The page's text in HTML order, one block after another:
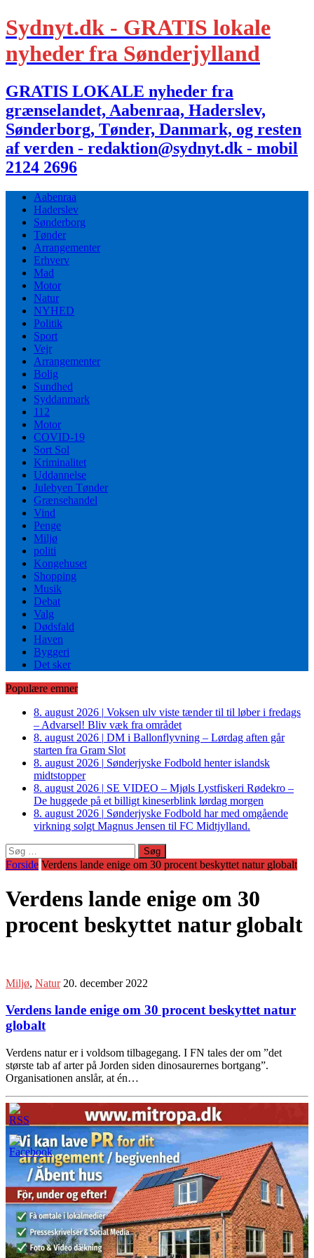
Sydnyt.dk - GRATIS lokale
nyheder fra Sønderjylland
GRATIS LOKALE nyheder fra
grænselandet, Aabenraa, Haderslev,
Sønderborg, Tønder, Danmark, og resten
af verden - redaktion@sydnyt.dk - mobil
2124 2696
Aabenraa
Haderslev
Sønderborg
Tønder
Arrangementer
Erhverv
Mad
Motor
Natur
NYHED
Politik
Sport
Vejr
Arrangementer
Bolig
Sundhed
Syddanmark
112
Motor
COVID-19
Sort Sol
Kriminalitet
Uddannelse
Julebyen Tønder
Grænsehandel
Vind
Penge
Miljø
politi
Kongehuset
Shopping
Musik
Debat
Valg
Dødsfald
Haven
Byggeri
Det sker
Populære emner
8. august 2026 | Voksen ulv viste tænder til til løber i fredags
– Advarsel! Bliv væk fra området
8. august 2026 | DM i Ballonflyvning – Lørdag aften går
starten fra Gram Slot
8. august 2026 | Sønderjyske Fodbold henter islandsk
midtstopper
8. august 2026 | SE VIDEO – Mjøls Lystfiskeri Rødekro –
De huggede på et billigt kineserblink lørdag morgen
8. august 2026 | Sønderjyske Fodbold har med omgående
virkning solgt Magnus Jensen til FC Midtjylland.
Søg
efter:
Forside Verdens lande enige om 30 procent beskyttet natur globalt
Verdens lande enige om 30
procent beskyttet natur globalt
Miljø, Natur 20. december 2022
Verdens lande enige om 30 procent beskyttet natur
globalt
Verdens natur er i voldsom tilbagegang. I FN tales der om ”det
største tab af arter på Jorden siden dinosaurernes bortgang”.
Organisationen anslår, at én…